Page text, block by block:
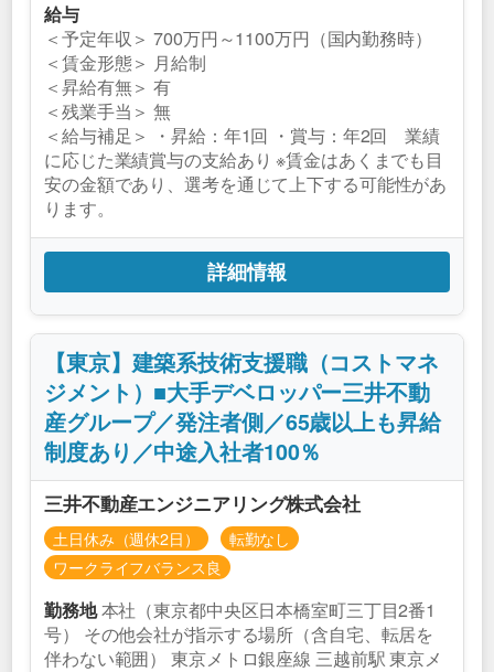
給与
＜予定年収＞ 700万円～1100万円（国内勤務時）
＜賃金形態＞ 月給制
＜昇給有無＞ 有
＜残業手当＞ 無
＜給与補足＞ ・昇給：年1回 ・賞与：年2回 業績
に応じた業績賞与の支給あり ※賃金はあくまでも目
安の金額であり、選考を通じて上下する可能性があ
ります。
詳細情報
【東京】建築系技術支援職（コストマネ
ジメント）■大手デベロッパー三井不動
産グループ／発注者側／65歳以上も昇給
制度あり／中途入社者100％
三井不動産エンジニアリング株式会社
土日休み（週休2日）
転勤なし
ワークライフバランス良
勤務地本社（東京都中央区日本橋室町三丁目2番1
号） その他会社が指示する場所（含自宅、転居を
伴わない範囲） 東京メトロ銀座線 三越前駅 東京メ